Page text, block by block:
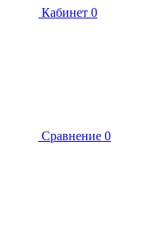
Кабинет 0
Сравнение 0